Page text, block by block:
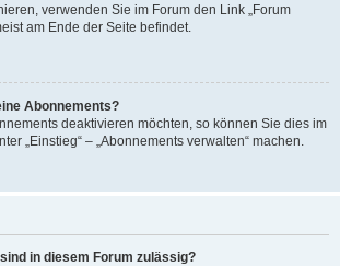
verwenden Sie im Forum den Link „Forum
am Ende der Seite befindet.
Abonnements?
deaktivieren möchten, so können Sie dies im
„Einstieg“ – „Abonnements verwalten“ machen.
in diesem Forum zulässig?